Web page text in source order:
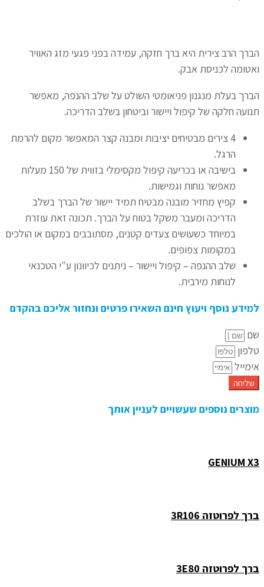
הברך הרב צירית היא ברך חזקה, עמידה בפני פגעי מזג האוויר
ואטומה לכניסת אבק.
הברך בעלת מנגנון פניאומטי השולט על שלב ההנפה, מאפשר
תנועה חלקה של קיפול ויישור וביטחון בשלב הדריכה.
4 צירים מבטיחים יציבות ומבנה קצר המאפשר מקום להרמת
הרגל.
בישיבה או בכריעה קיפול מקסימלי בזווית של 150 מעלות
מאפשר נוחות וגמישות.
קפיץ מחזיר מובנה מבטיח תמיד יישור של הברך בשלב
הדריכה ומעבר משקל בטוח על הברך. תכונה זאת עוזרת
במיוחד כשעושים צעדים קטנים, מסתובבים במקום או הולכים
במקומות צפופים.
שלב ההנפה – קיפול ויישור – ניתנים לכיוונון ע"י הטכנאי
לנוחות מירבית.
למידע נוסף ויעוץ חינם השאירו פרטים ונחזור אליכם בהקדם
שם
טלפון
אימייל
שליחה
מוצרים נוספים שעשויים לעניין אותך
GENIUM X3
ברך לפרוטזה 3R106
ברך לפרוטזה 3E80